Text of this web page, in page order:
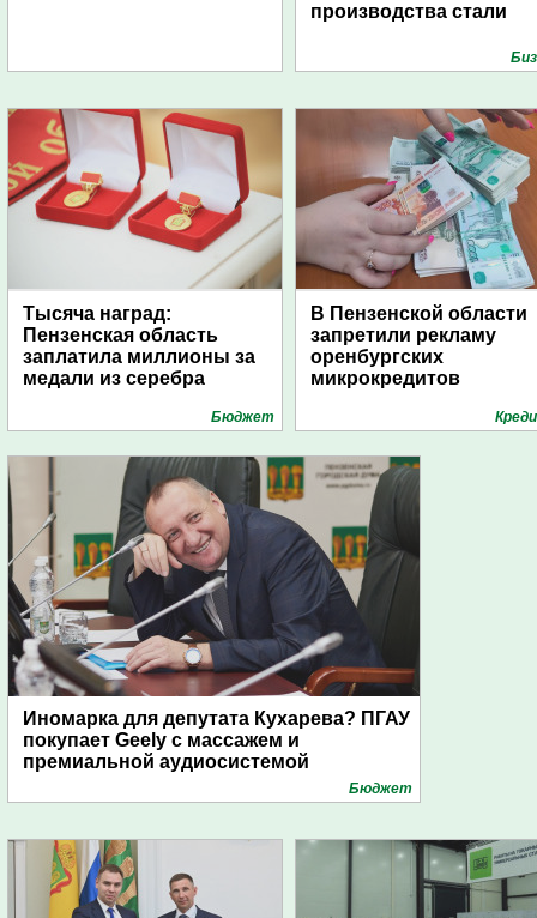
производства стали
Тысяча наград:
Пензенская область
заплатила миллионы за
медали из серебра
Бюджет
В Пензенской области
запретили рекламу
оренбургских
микрокредитов
Иномарка для депутата Кухарева? ПГАУ
покупает Geely с массажем и
премиальной аудиосистемой
Бюджет